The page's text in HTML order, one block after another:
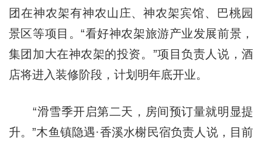
团在神农架有神农山庄、神农架宾馆、巴桃园
景区等项目。“看好神农架旅游产业发展前景，
集团加大在神农架的投资。”项目负责人说，酒
店将进入装修阶段，计划明年底开业。
“滑雪季开启第二天，房间预订量就明显提
升。”木鱼镇隐遇·香溪水榭民宿负责人说，目前